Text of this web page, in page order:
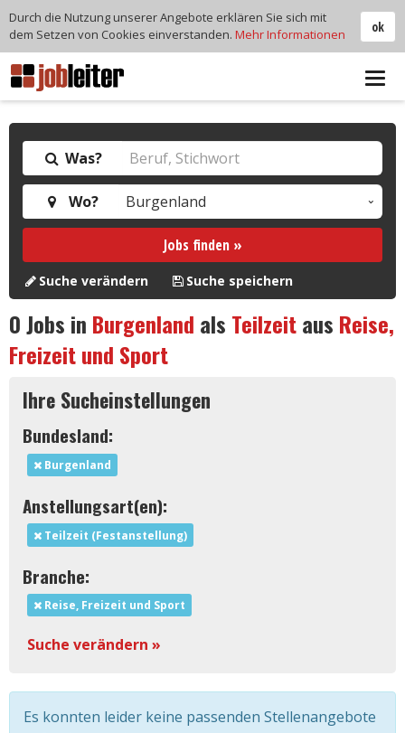
Was?
Wo?
Jobs finden »
Suche verändern Suche speichern
0Jobs in Burgenland als Teilzeitaus Reise,
Freizeit und Sport
Ihre Sucheinstellungen
Bundesland:
Burgenland
Anstellungsart(en):
Teilzeit (Festanstellung)
Branche:
Reise, Freizeit und Sport
Suche verändern »
Es konnten leider keine passenden Stellenangebote
ok
Durch die Nutzung unserer Angebote erklären Sie sich mit
dem Setzen von Cookies einverstanden. Mehr Informationen